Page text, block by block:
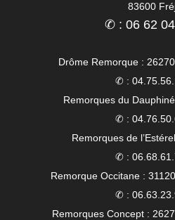
83600
✆ : 06 62
Drôme Remorque :
✆ :
Remorques du
✆ :
Remorques de
✆ :
Remorque Occitane :
✆ :
Remorques Concept :